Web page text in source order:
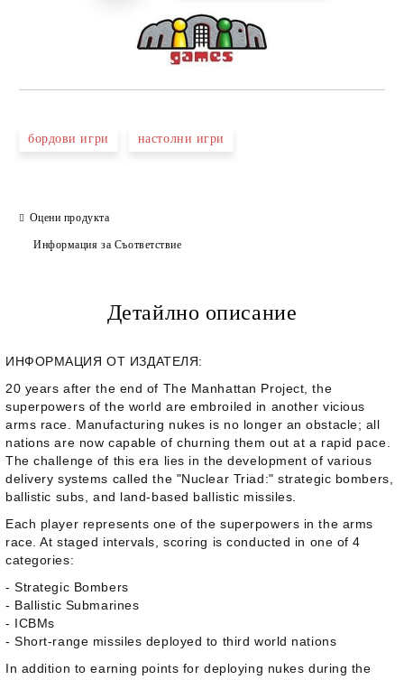
бордови игри настолни игри
Оцени продукта
Информация за Съответствие
Детайлно описание
ИНФОРМАЦИЯ ОТ ИЗДАТЕЛЯ:
20 years after the end of The Manhattan Project, the
superpowers of the world are embroiled in another vicious
arms race. Manufacturing nukes is no longer an obstacle; all
nations are now capable of churning them out at a rapid pace.
The challenge of this era lies in the development of various
delivery systems called the "Nuclear Triad:" strategic bombers,
ballistic subs, and land-based ballistic missiles.
Each player represents one of the superpowers in the arms
race. At staged intervals, scoring is conducted in one of 4
categories:
- Strategic Bombers
- Ballistic Submarines
- ICBMs
- Short-range missiles deployed to third world nations
In addition to earning points for deploying nukes during the